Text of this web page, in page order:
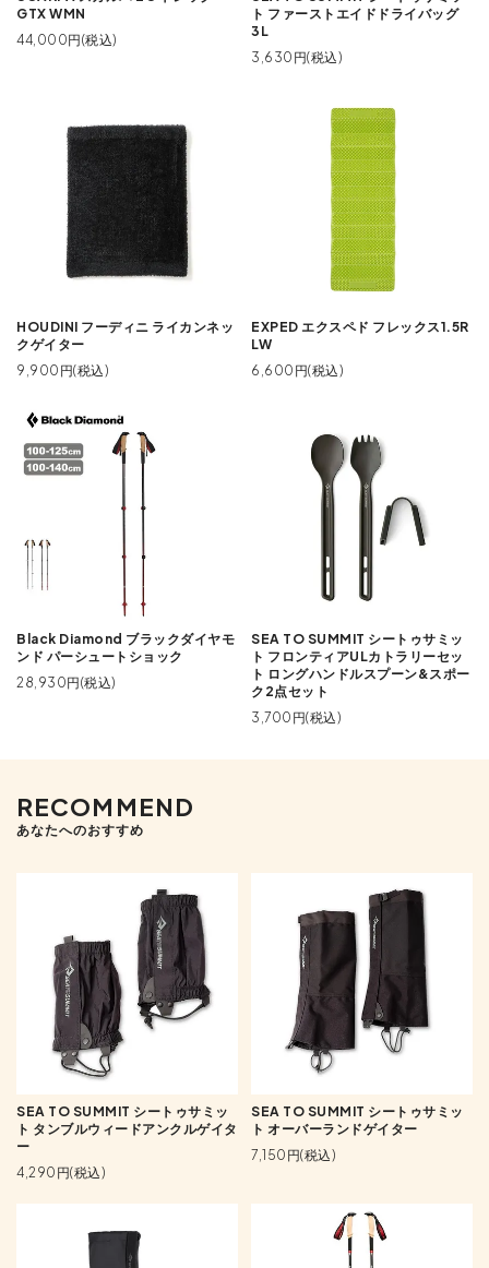
GTX WMN
44,000円(税込)
ト ファーストエイドドライバッグ
3L
3,630円(税込)
HOUDINI フーディニ ライカンネッ
クゲイター
9,900円(税込)
EXPED エクスペド フレックス1.5R
LW
6,600円(税込)
Black Diamond ブラックダイヤモ
ンド パーシュートショック
28,930円(税込)
SEA TO SUMMIT シートゥサミッ
ト フロンティアULカトラリーセッ
ト ロングハンドルスプーン&スポー
ク2点セット
3,700円(税込)
RECOMMEND
あなたへのおすすめ
SEA TO SUMMIT シートゥサミッ
ト タンブルウィードアンクルゲイタ
ー
4,290円(税込)
SEA TO SUMMIT シートゥサミッ
ト オーバーランドゲイター
7,150円(税込)